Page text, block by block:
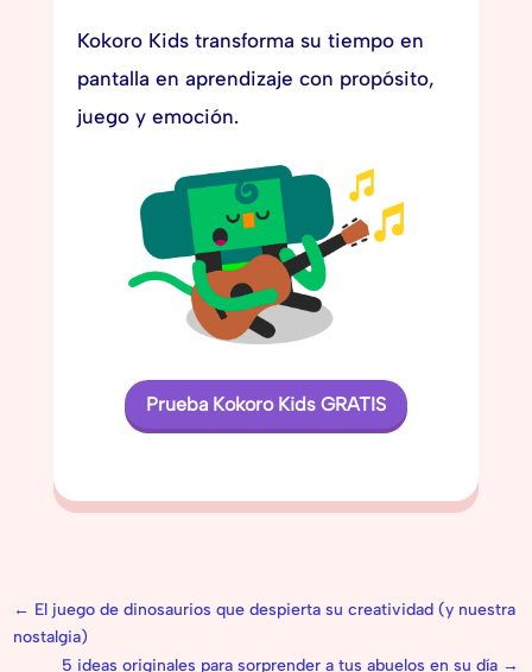
Kokoro Kids transforma su tiempo en
pantalla en aprendizaje con propósito,
juego y emoción.
Prueba Kokoro Kids GRATIS
← El juego de dinosaurios que despierta su creatividad (y nuestra
nostalgia)
5 ideas originales para sorprender a tus abuelos en su día→